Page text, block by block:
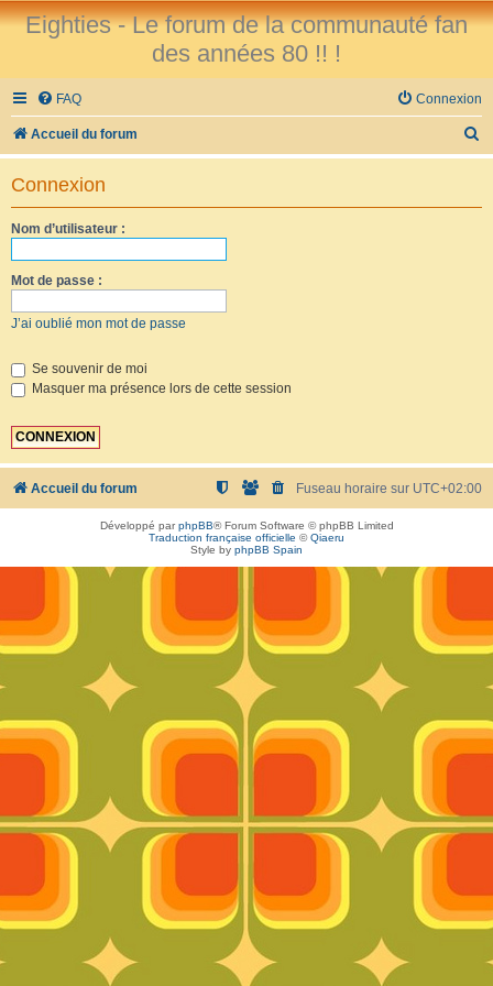
Eighties - Le forum de la communauté fan
des années 80 !! !
FAQ Connexion
Accueil du forum
e
Connexion
Nom d’utilisateur :
Mot de passe :
J’ai oublié mon mot de passe
Se souvenir de moi
Masquer ma présence lors de cette session
Accueil du forum Fuseau horaire sur UTC+02:00
Développé parphpBB® Forum Software © phpBB Limited
Traduction française officielle ©Qiaeru
Style by phpBB Spain